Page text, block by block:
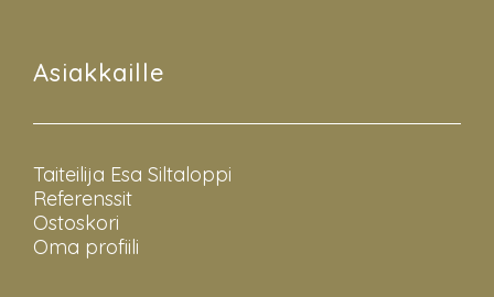
Asiakkaille
Taiteilija Esa Siltaloppi
Referenssit
Ostoskori
Oma profiili